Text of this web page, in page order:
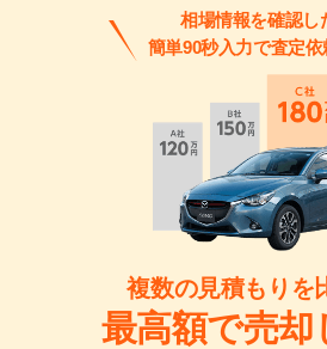
相場情報を確認し
簡単90秒入力で査定依
複数の見積もりを
最高額で売却